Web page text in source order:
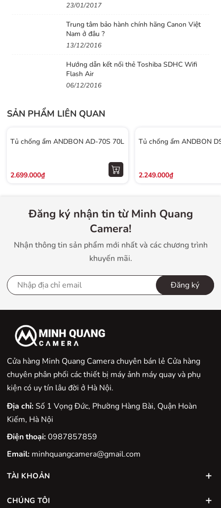
23/01/2017
Trung tâm bảo hành chính hãng Canon Việt
Nam ở đâu ?
13/12/2016
Hướng dẫn kết nối thẻ Toshiba SDHC Wifi
Flash Air
06/12/2016
SẢN PHẨM LIÊN QUAN
Tủ chống ẩm ANDBON AD-70S 70L
2.699.000₫
Tủ chống ẩm ANDBON
2.249.000₫
Đăng ký nhận tin từ Minh Quang
Camera!
Nhận thông tin sản phẩm mới nhất và các chương trình
khuyến mãi.
Đăng ký
Cửa hàng Minh Quang Camera chuyên bán lẻ Cửa hàng
chuyên phân phối các thiết bị máy ảnh máy quay và phụ
kiện có uy tín lâu đời ở Hà Nội.
Địa chỉ:Số 1 Vọng Đức, Phường Hàng Bài, Quận Hoàn
Kiếm, Hà Nội
Điện thoại:0987857859
Email: minhquangcamera@gmail.com
TÀI KHOẢN
CHÚNG TÔI